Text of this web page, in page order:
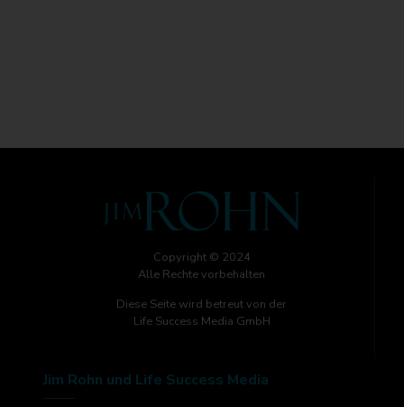
Copyright © 2024
Alle Rechte vorbehalten
Diese Seite wird betreut von der
Life Success Media GmbH
Jim Rohn und Life Success Media